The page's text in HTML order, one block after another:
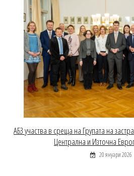
АБЗ участва в среща на Групата на
Централна и Източна
20 януари 2026